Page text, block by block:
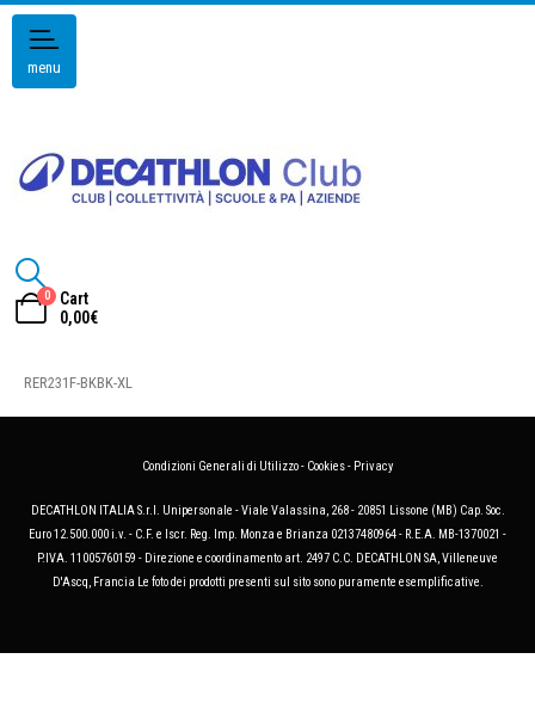
menu
0
Cart
0,00€
RER231F-BKBK-XL
Condizioni Generali di Utilizzo- Cookies- Privacy
DECATHLON ITALIA S.r.l. Unipersonale - Viale Valassina, 268 - 20851 Lissone (MB) Cap. Soc.
Euro 12.500.000 i.v. - C.F. e Iscr. Reg. Imp. Monza e Brianza 02137480964 - R.E.A. MB-1370021 -
P.IVA. 11005760159 - Direzione e coordinamento art. 2497 C.C. DECATHLON SA, Villeneuve
D'Ascq, Francia Le foto dei prodotti presenti sul sito sono puramente esemplificative.